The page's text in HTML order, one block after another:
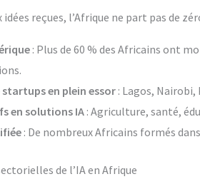
reçues, l’Afrique ne part pas de
: Plus de 60 % des Africains ont
en plein essor: Lagos, Nairobi,
en solutions IA: Agriculture, santé,
: De nombreux Africains formés
de l’IA en Afrique